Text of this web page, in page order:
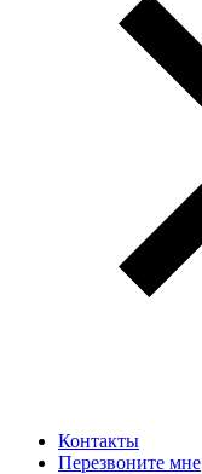
Контакты
Перезвоните мне